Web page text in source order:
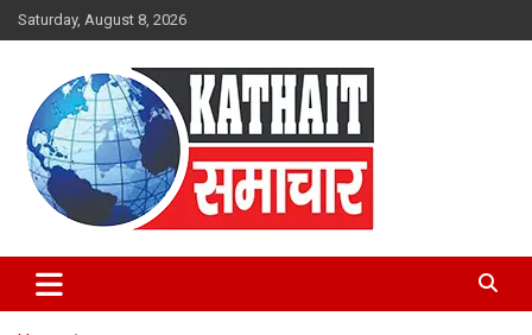
Skip
to
Saturday, August 8, 2026
Kathait Samachar – Latest
Uttarakhand News in Hindi,